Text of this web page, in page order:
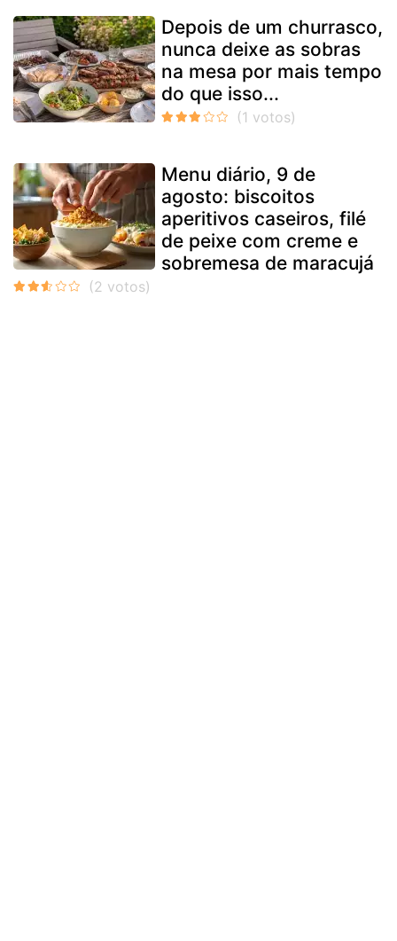
Depois de um churrasco,
nunca deixe as sobras
na mesa por mais tempo
do que isso...
Menu diário, 9 de
agosto: biscoitos
aperitivos caseiros, filé
de peixe com creme e
sobremesa de maracujá